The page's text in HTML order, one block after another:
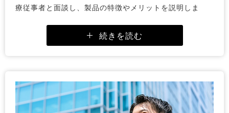
療従事者と面談し、製品の特徴やメリットを説明しま
具体的には、導入後のサポート体制や競合製品との差別
化を伝え、顧客の課題解決につながる提案を行います。
トレーニング・実演サポート
続きを読む